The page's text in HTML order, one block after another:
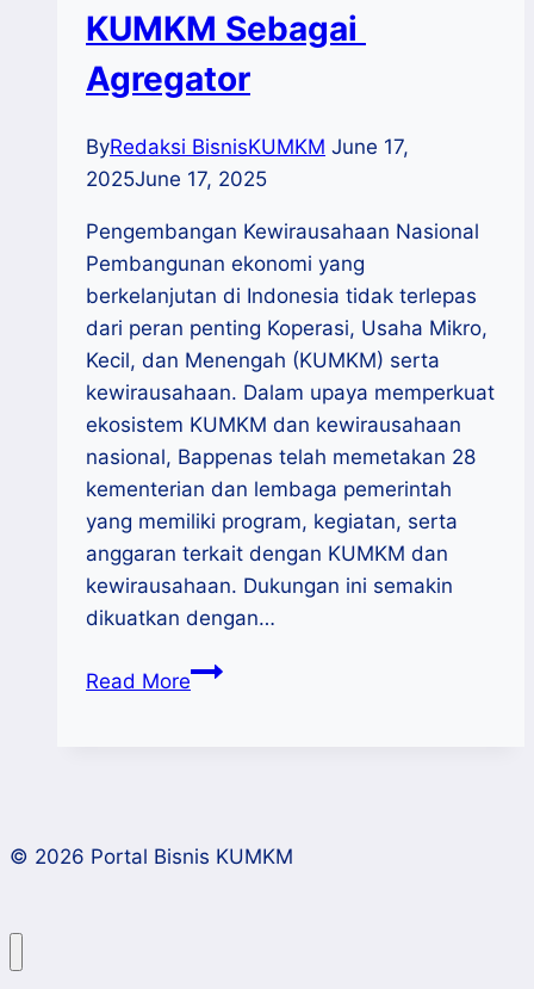
KUMKM Sebagai
Agregator
ByRedaksi BisnisKUMKM June 17,
2025June 17, 2025
Pengembangan Kewirausahaan Nasional
Pembangunan ekonomi yang
berkelanjutan di Indonesia tidak terlepas
dari peran penting Koperasi, Usaha Mikro,
Kecil, dan Menengah (KUMKM) serta
kewirausahaan. Dalam upaya memperkuat
ekosistem KUMKM dan kewirausahaan
nasional, Bappenas telah memetakan 28
kementerian dan lembaga pemerintah
yang memiliki program, kegiatan, serta
anggaran terkait dengan KUMKM dan
kewirausahaan. Dukungan ini semakin
dikuatkan dengan…
Read MoreOptimalisasi
© 2026 Portal Bisnis KUMKM